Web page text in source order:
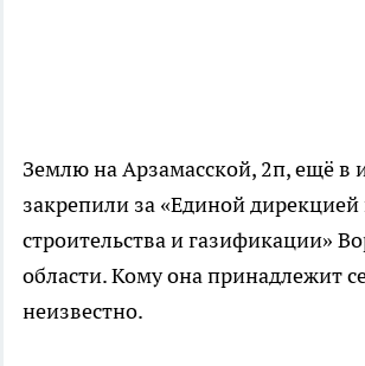
Землю на Арзамасской, 2п, ещё в
закрепили за «Единой дирекцией
строительства и газификации»
области. Кому она принадлежит
неизвестно.